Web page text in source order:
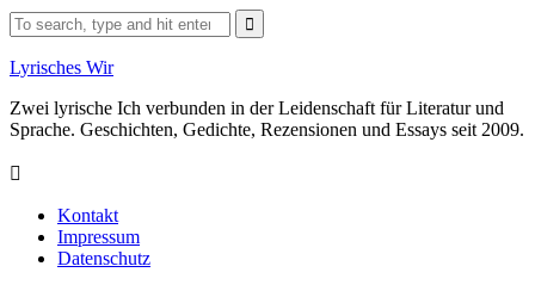
Skip
to
content
Search
for:
Lyrisches Wir
Zwei lyrische Ich verbunden in der Leidenschaft für Literatur und
Sprache. Geschichten, Gedichte, Rezensionen und Essays seit 2009.
Kontakt
Impressum
Datenschutz